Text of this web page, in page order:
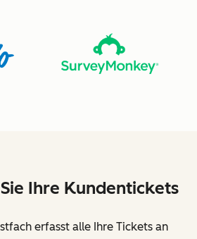
Ihre Kundentickets
erfasst alle Ihre Tickets an